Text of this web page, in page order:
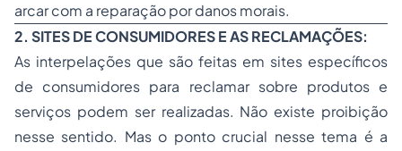
arcar com a reparação por danos morais.
2. SITES DE CONSUMIDORES E AS RECLAMAÇÕES:
As interpelações que são feitas em sites específicos
de consumidores para reclamar sobre produtos e
serviços podem ser realizadas. Não existe proibição
nesse sentido. Mas o ponto crucial nesse tema é a